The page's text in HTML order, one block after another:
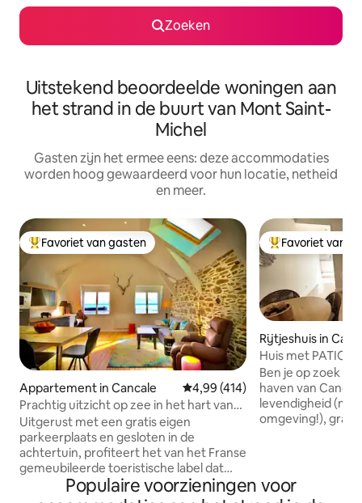
Zoeken
Uitstekend beoordeelde woningen aan
het strand in de buurt van Mont Saint-
Michel
Gasten zijn het ermee eens: deze accommodaties
worden hoog gewaardeerd voor hun locatie, netheid
en meer.
Topfavoriet van gasten
Favoriet van gasten
Appartement in Cancale Gemiddelde beoordeling van
4,99 (414)
Prachtig uitzicht op zee in het hart van
de haven van Cancale
Uitgerust met een gratis eigen
parkeerplaats en gesloten in de
achtertuin, profiteert het van het Franse
gemeubileerde toeristische label dat
wordt erkend om zijn kwaliteiten en
high-end schenkingen. In het hart van
Topfavoriet van
Favoriet van
Rijtjeshuis in
Huis met PATIO
op 50 meter van
Ben je op zoek
haven van
levendigheid
omgeving!),
accommodatie in
niet verder, je
Populaire voorzieningen voor